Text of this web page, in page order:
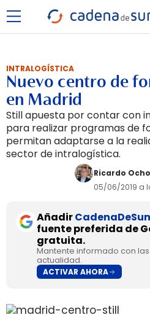
INTRALOGÍSTICA
Nuevo centro de
en Madrid
Still apuesta por contar con
para realizar programas de
permitan adaptarse a la
sector de intralogística.
Ricardo
05/06/2019 a
Añadir
fuente preferida de
gratuita.
Mantente informado con
actualidad.
ACTIVAR AHORA